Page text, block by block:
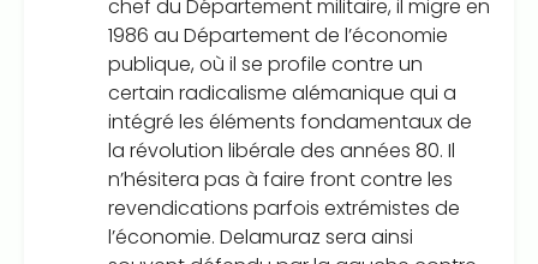
chef du Département militaire, il migre en
1986 au Département de l’économie
publique, où il se profile contre un
certain radicalisme alémanique qui a
intégré les éléments fondamentaux de
la révolution libérale des années 80. Il
n’hésitera pas à faire front contre les
revendications parfois extrémistes de
l’économie. Delamuraz sera ainsi